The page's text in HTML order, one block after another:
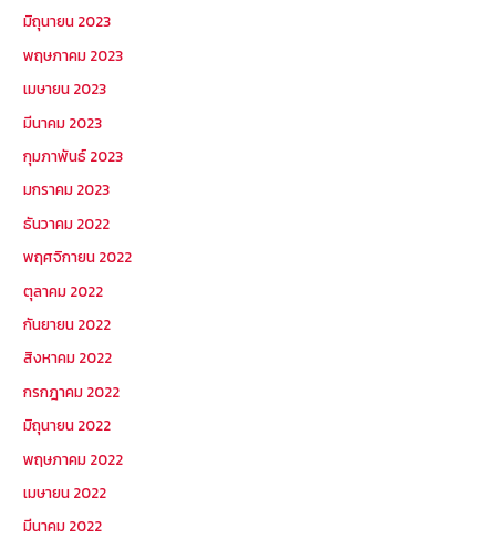
มิถุนายน 2023
พฤษภาคม 2023
เมษายน 2023
มีนาคม 2023
กุมภาพันธ์ 2023
มกราคม 2023
ธันวาคม 2022
พฤศจิกายน 2022
ตุลาคม 2022
กันยายน 2022
สิงหาคม 2022
กรกฎาคม 2022
มิถุนายน 2022
พฤษภาคม 2022
เมษายน 2022
มีนาคม 2022